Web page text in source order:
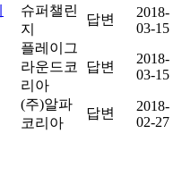
슈퍼챌린
지
답변
2018-
03-15
플레이그
라운드코
리아
답변
2018-
03-15
(주)알파
코리아
답변
2018-
02-27